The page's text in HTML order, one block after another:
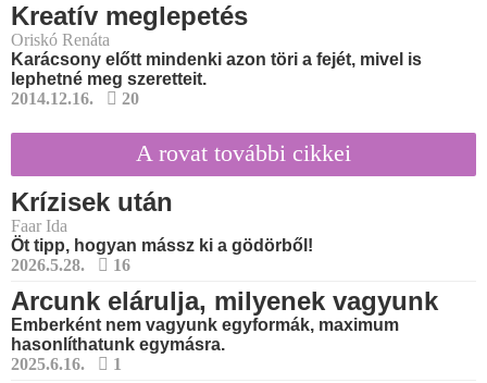
Kreatív meglepetés
Oriskó Renáta
Karácsony előtt mindenki azon töri a fejét, mivel is
lephetné meg szeretteit.
2014.12.16.
20
A rovat további cikkei
Krízisek után
Faar Ida
Öt tipp, hogyan mássz ki a gödörből!
2026.5.28.
16
Arcunk elárulja, milyenek vagyunk
Emberként nem vagyunk egyformák, maximum
hasonlíthatunk egymásra.
2025.6.16.
1